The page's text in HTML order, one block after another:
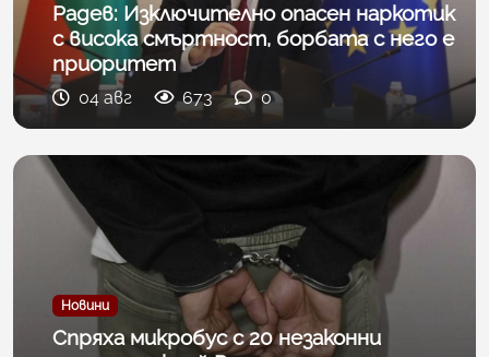
Радев: Изключително опасен наркотик
с висока смъртност, борбата с него е
приоритет
04 авг 673 0
Новини
Спряха микробус с 20 незаконни